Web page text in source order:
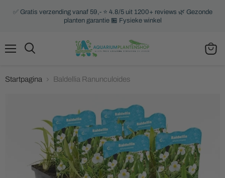
✅ Gratis verzending vanaf 59,- ⭐ 4.8/5 uit 1200+ reviews 🌿 Gezonde
planten garantie 🏪 Fysieke winkel
Startpagina Baldellia Ranunculoides